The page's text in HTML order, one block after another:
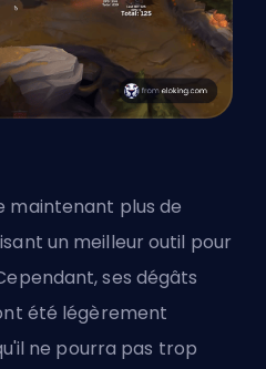
maintenant plus de
un meilleur outil pour
ses dégâts
été légèrement
ne pourra pas trop